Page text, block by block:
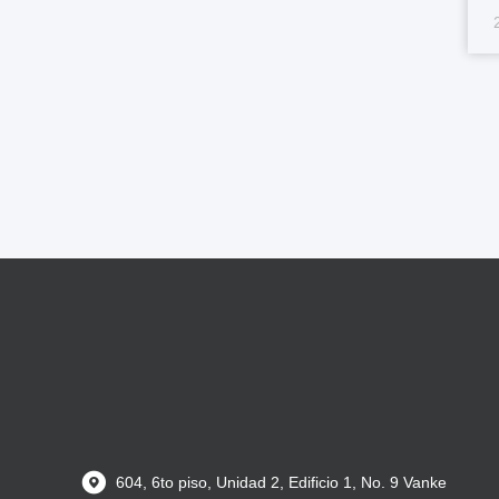
604, 6to piso, Unidad 2, Edificio 1, No. 9 Vanke